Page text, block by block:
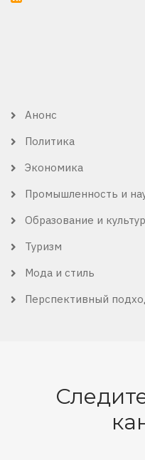
КАТЕГОРИЯ
ОБЗОРА
Анонс
Политика
Экономика
Промышленность и
Образование и
Туризм
Мода и стиль
Перспективный